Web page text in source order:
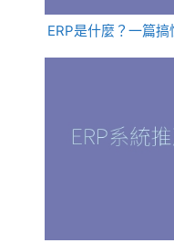
ERP是什麼？一篇